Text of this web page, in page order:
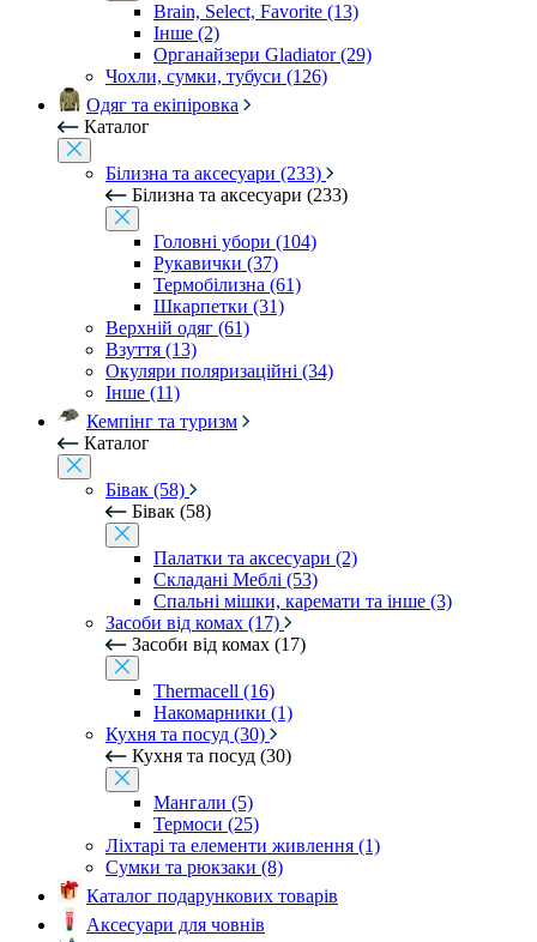
Brain, Select, Favorite (13)
Інше (2)
Органайзери Gladiator (29)
Чохли, сумки, тубуси (126)
Одяг та екіпіровка
Каталог
Білизна та аксесуари (233)
Білизна та аксесуари (233)
Головні убори (104)
Рукавички (37)
Термобілизна (61)
Шкарпетки (31)
Верхній одяг (61)
Взуття (13)
Окуляри поляризаційні (34)
Інше (11)
Кемпінг та туризм
Каталог
Бівак (58)
Бівак (58)
Палатки та аксесуари (2)
Складані Меблі (53)
Спальні мішки, каремати та інше (3)
Засоби від комах (17)
Засоби від комах (17)
Thermacell (16)
Накомарники (1)
Кухня та посуд (30)
Кухня та посуд (30)
Мангали (5)
Термоси (25)
Ліхтарі та елементи живлення (1)
Сумки та рюкзаки (8)
Каталог подарункових товарів
Аксесуари для човнів